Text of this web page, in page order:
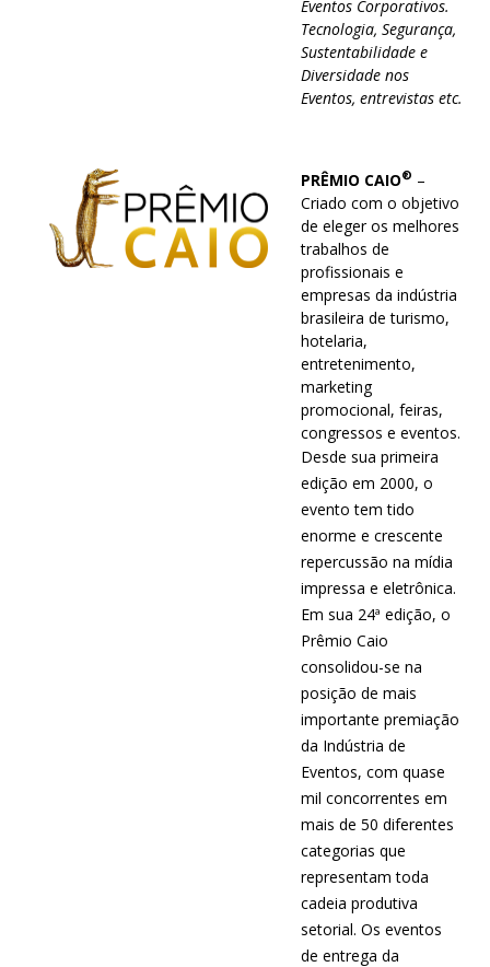
Eventos Corporativos.
Tecnologia, Segurança,
Sustentabilidade e
Diversidade nos
Eventos, entrevistas etc.
PRÊMIO CAIO® –
Criado com o objetivo
de eleger os melhores
trabalhos de
profissionais e
empresas da indústria
brasileira de turismo,
hotelaria,
entretenimento,
marketing
promocional, feiras,
congressos e eventos.
Desde sua primeira
edição em 2000, o
evento tem tido
enorme e crescente
repercussão na mídia
impressa e eletrônica.
Em sua 24ª edição, o
Prêmio Caio
consolidou-se na
posição de mais
importante premiação
da Indústria de
Eventos, com quase
mil concorrentes em
mais de 50 diferentes
categorias que
representam toda
cadeia produtiva
setorial. Os eventos
de entrega da